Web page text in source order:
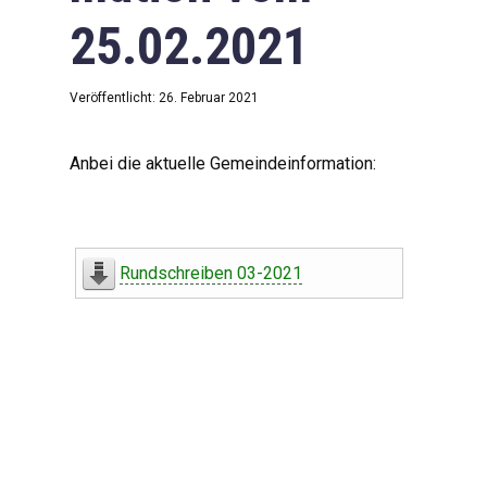
Datenschutzerklärung
25.02.2021
Veröffentlicht: 26. Februar 2021
Anbei die aktuelle Gemeindeinformation:
Rundschreiben 03-2021